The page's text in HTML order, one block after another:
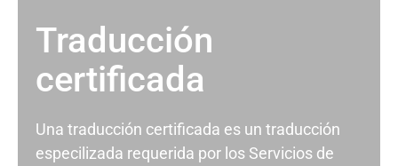
Traducción
certificada
Una traducción certificada es un traducción
especilizada requerida por los Servicios de